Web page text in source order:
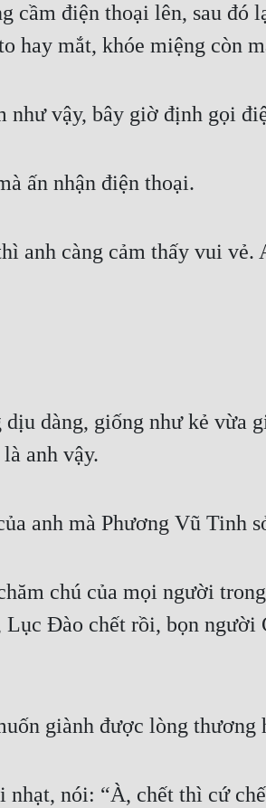
cầm điện thoại lên, sau
hay mắt, khóe miệng còn
vậy, bây giờ định gọi
ấn nhận điện thoại.
anh càng cảm thấy vui
dàng, giống như kẻ vừa
anh vậy.
anh mà Phương Vũ Tinh
chú của mọi người
Đào chết rồi, bọn người
giành được lòng thương
nói: “À, chết thì cứ